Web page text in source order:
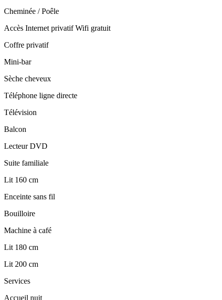
Cheminée / Poêle
Accès Internet privatif Wifi gratuit
Coffre privatif
Mini-bar
Sèche cheveux
Téléphone ligne directe
Télévision
Balcon
Lecteur DVD
Suite familiale
Lit 160 cm
Enceinte sans fil
Bouilloire
Machine à café
Lit 180 cm
Lit 200 cm
Services
Accueil nuit